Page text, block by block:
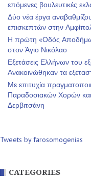
επόμενες βουλευτικές
Δύο νέα έργα
επισκεπτών στην
Η πρώτη «Οδός
στον Άγιο Νικόλαο
Εξετάσεις Ελλήνων του
Ανακοινώθηκαν τα
Με επιτυχία
Παραδοσιακών Χορών
Δερβιτσάνη
Tweets by farosomogenias
CATEGORIES